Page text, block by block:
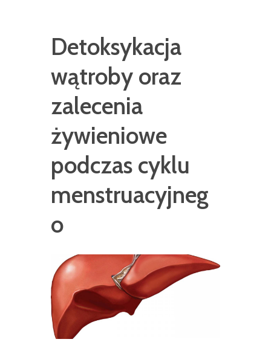
Detoksykacja
wątroby oraz
zalecenia
żywieniowe
podczas cyklu
menstruacyjneg
o